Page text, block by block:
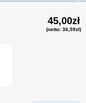
45,00zł
(netto: 36,59zł)